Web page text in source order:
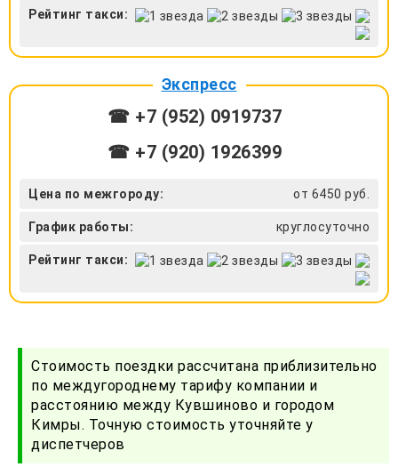
Рейтинг такси:
Экспресс
☎ +7 (952) 0919737
☎ +7 (920) 1926399
Цена по межгороду: от 6450 руб.
График работы: круглосуточно
Рейтинг такси:
Стоимость поездки рассчитана приблизительно
по междугороднему тарифу компании и
расстоянию между Кувшиново и городом
Кимры. Точную стоимость уточняйте у
диспетчеров